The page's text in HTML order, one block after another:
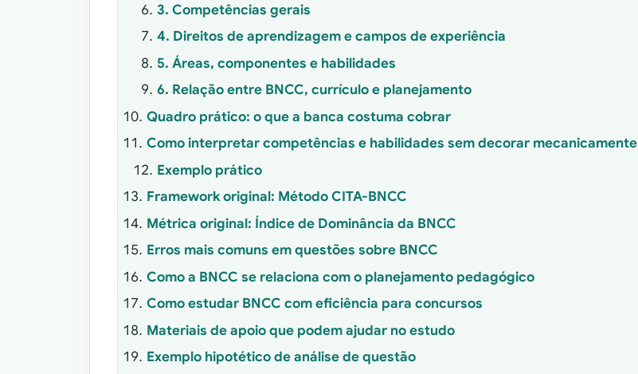
3. Competências gerais
4. Direitos de aprendizagem e campos de experiência
5. Áreas, componentes e habilidades
6. Relação entre BNCC, currículo e planejamento
Quadro prático: o que a banca costuma cobrar
Como interpretar competências e habilidades sem decorar mecanicamente
Exemplo prático
Framework original: Método CITA-BNCC
Métrica original: Índice de Dominância da BNCC
Erros mais comuns em questões sobre BNCC
Como a BNCC se relaciona com o planejamento pedagógico
Como estudar BNCC com eficiência para concursos
Materiais de apoio que podem ajudar no estudo
Exemplo hipotético de análise de questão